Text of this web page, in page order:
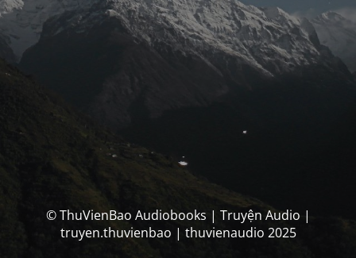
© ThuVienBao Audiobooks | Truyện Audio |
truyen.thuvienbao | thuvienaudio 2025